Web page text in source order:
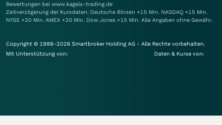
Bewertungen bei www.kagels-trading.de
Zeitverzögerung der Kursdaten: Deutsche Börsen +15 Min. NASDAQ +15 Min.
NYSE +20 Min. AMEX +20 Min. Dow Jones +15 Min. Alle Angaben ohne Gewähr.
Copyright © 1998-2026 Smartbroker Holding AG - Alle Rechte vorbehalten.
Mit Unterstützung von:
Daten & Kurse von: